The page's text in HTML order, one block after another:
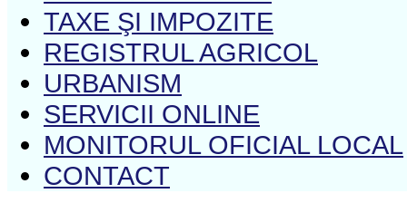
TAXE ŞI IMPOZITE
REGISTRUL AGRICOL
URBANISM
SERVICII ONLINE
MONITORUL OFICIAL LOCAL
CONTACT